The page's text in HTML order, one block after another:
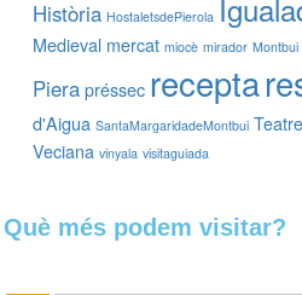
Història HostaletsdePierola
Medieval mercat miocè mirador Montbui
Piera préssec recepta
d'Aigua SantaMargaridadeMontbui Teatre
Veciana vinyala visitaguiada
Què més podem visitar?